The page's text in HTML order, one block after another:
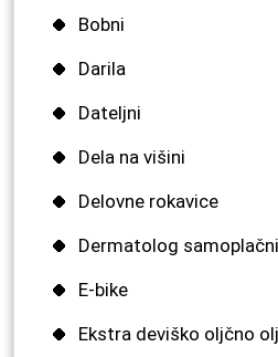
Bobni
Darila
Dateljni
Dela na višini
Delovne rokavice
Dermatolog
E-bike
Ekstra deviško oljčno